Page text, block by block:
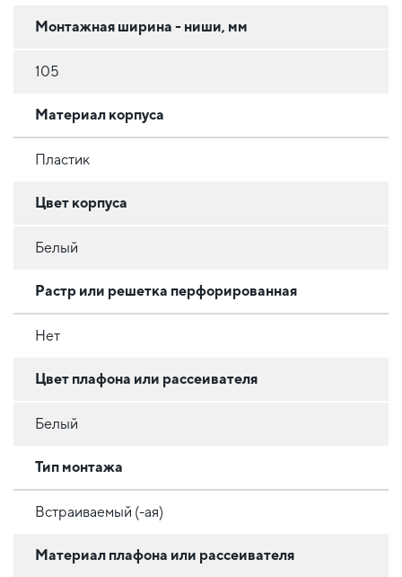
Монтажная ширина - ниши, мм
105
Материал корпуса
Пластик
Цвет корпуса
Белый
Растр или решетка перфорированная
Нет
Цвет плафона или рассеивателя
Белый
Тип монтажа
Встраиваемый (-ая)
Материал плафона или рассеивателя